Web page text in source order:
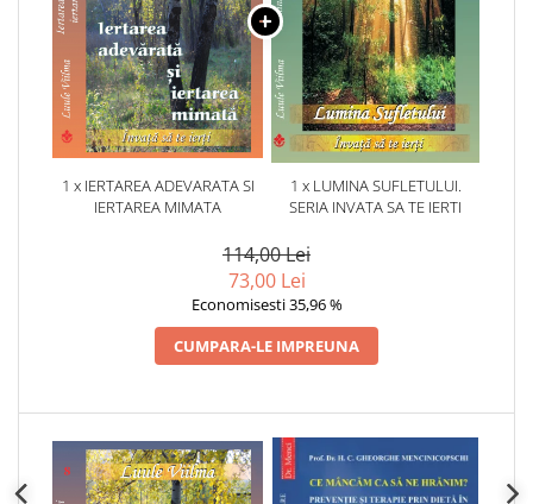
1 x IERTAREA ADEVARATA SI
IERTAREA MIMATA
1 x LUMINA SUFLETULUI.
SERIA INVATA SA TE IERTI
114,00 Lei
73,00 Lei
Economisesti 35,96 %
CUMPARA-LE IMPREUNA